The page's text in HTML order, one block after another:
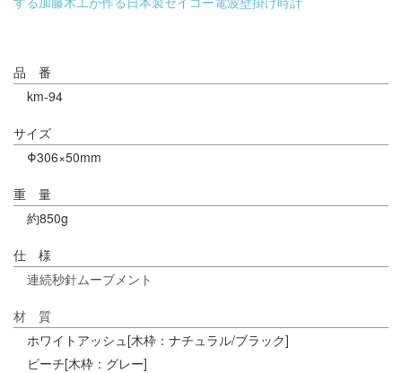
品 番
km-94
サイズ
Φ306×50mm
重 量
約850g
仕 様
連続秒針ムーブメント
材 質
ホワイトアッシュ[木枠：ナチュラル/ブラック]
ビーチ[木枠：グレー]